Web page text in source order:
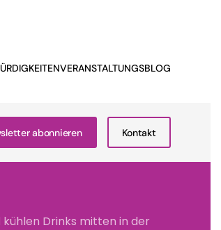
VERANSTALTUNGSBLOG
abonnieren Kontakt
Drinks mitten in der